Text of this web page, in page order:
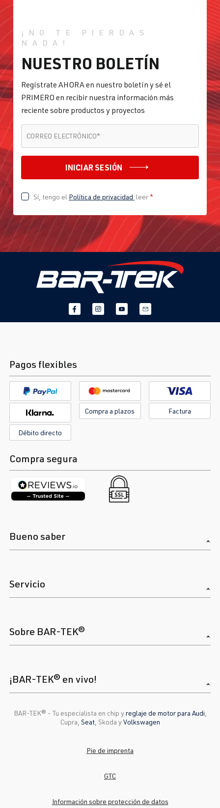
¡NO TE PIERDAS
NADA!
NUESTRO BOLETÍN
Regístrate AHORA en nuestro boletín y sé el
PRIMERO en recibir nuestra información más
reciente sobre productos y proyectos
CORREO ELECTRÓNICO*
INICIAR SESIÓN
Sí, tengo el Política de privacidad leer*
Pagos flexibles
Compra a plazos Factura
Débito directo
Compra segura
Bueno saber
Servicio
Sobre BAR-TEK®
¡BAR-TEK® en vivo!
BAR-TEK®️ - Tu especialista en chip yreglaje de motor para Audi
Cupra, Seat, Skoda yVolkswagen
Pie de imprenta
GTC
Información sobre protección de datos